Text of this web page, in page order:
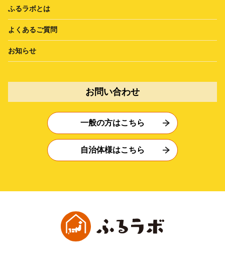
ふるラボとは
よくあるご質問
お知らせ
お問い合わせ
一般の方はこちら
自治体様はこちら